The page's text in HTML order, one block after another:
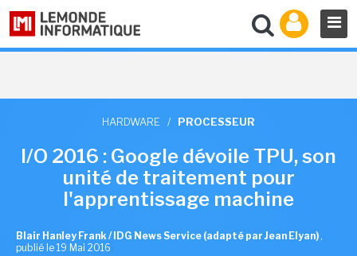
HARDWARE / PROCESSEUR
I/O 2016 : Google dévoile TPU, son
unité de traitement pour
l'apprentissage machine
Blair Hanley Frank / IDG News Service (adapté par Jean Elyan) ,
publié le 19 Mai 2016